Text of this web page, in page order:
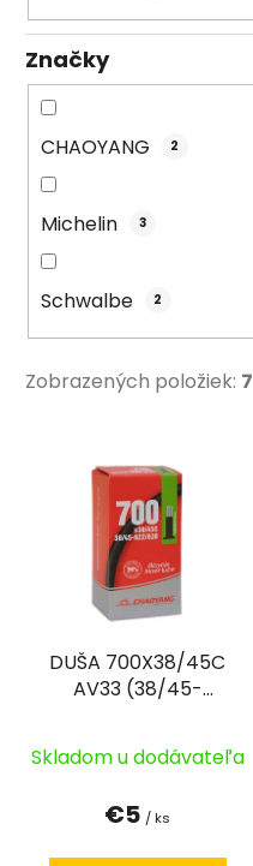
oZnačky
CHAOYANG 2
Michelin 3
Schwalbe 2
Zobrazených položiek: 7
DUŠA 700X38/45C
AV33 (38/45-
Skladom u dodávateľa
€5 / ks